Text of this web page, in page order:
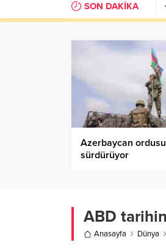
SON DAKİKA
Azerbaycan
sürdürüyor
ABD
Anasayfa Dünya